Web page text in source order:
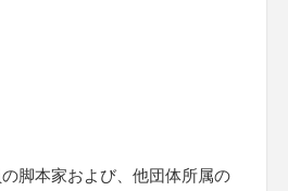
脚本家および、他団体所属の